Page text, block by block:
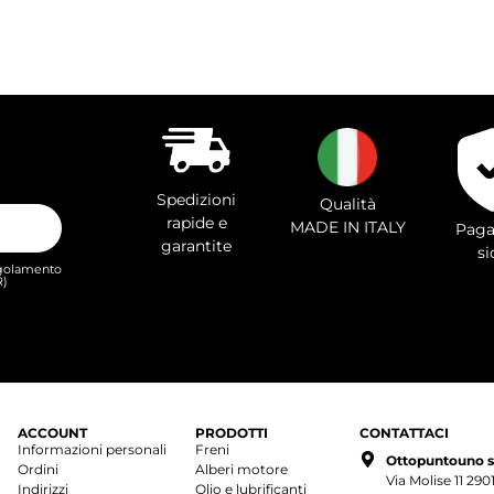
Spedizioni
rapide e
garantite
Qualità
MADE IN ITALY
ACCOUNT
Informazioni personali
Ordini
Indirizzi
PRODOTTI
Freni
Alberi motore
Olio e lubrificanti
CONTATTACI
Ottopuntouno
Via Molise 11